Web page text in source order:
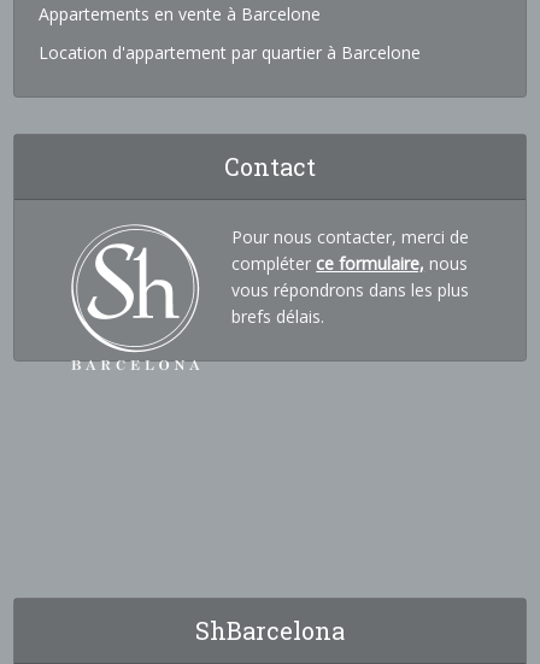
Appartements en vente à Barcelone
Location d'appartement par quartier à Barcelone
Contact
Pour nous contacter, merci de
compléter ce formulaire, nous
vous répondrons dans les plus
brefs délais.
ShBarcelona